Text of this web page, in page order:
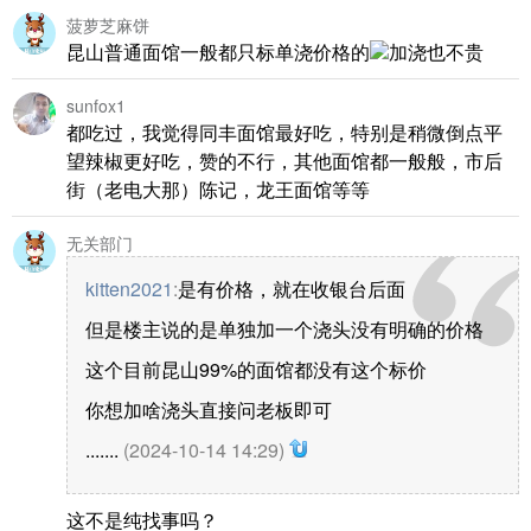
菠萝芝麻饼
昆山普通面馆一般都只标单浇价格的 加浇也不贵
sunfox1
都吃过，我觉得同丰面馆最好吃，特别是稍微倒点平
望辣椒更好吃，赞的不行，其他面馆都一般般，市后
街（老电大那）陈记，龙王面馆等等
无关部门
kitten2021:是有价格，就在收银台后面
但是楼主说的是单独加一个浇头没有明确的价格
这个目前昆山99%的面馆都没有这个标价
你想加啥浇头直接问老板即可
....... (2024-10-14 14:29)
这不是纯找事吗？